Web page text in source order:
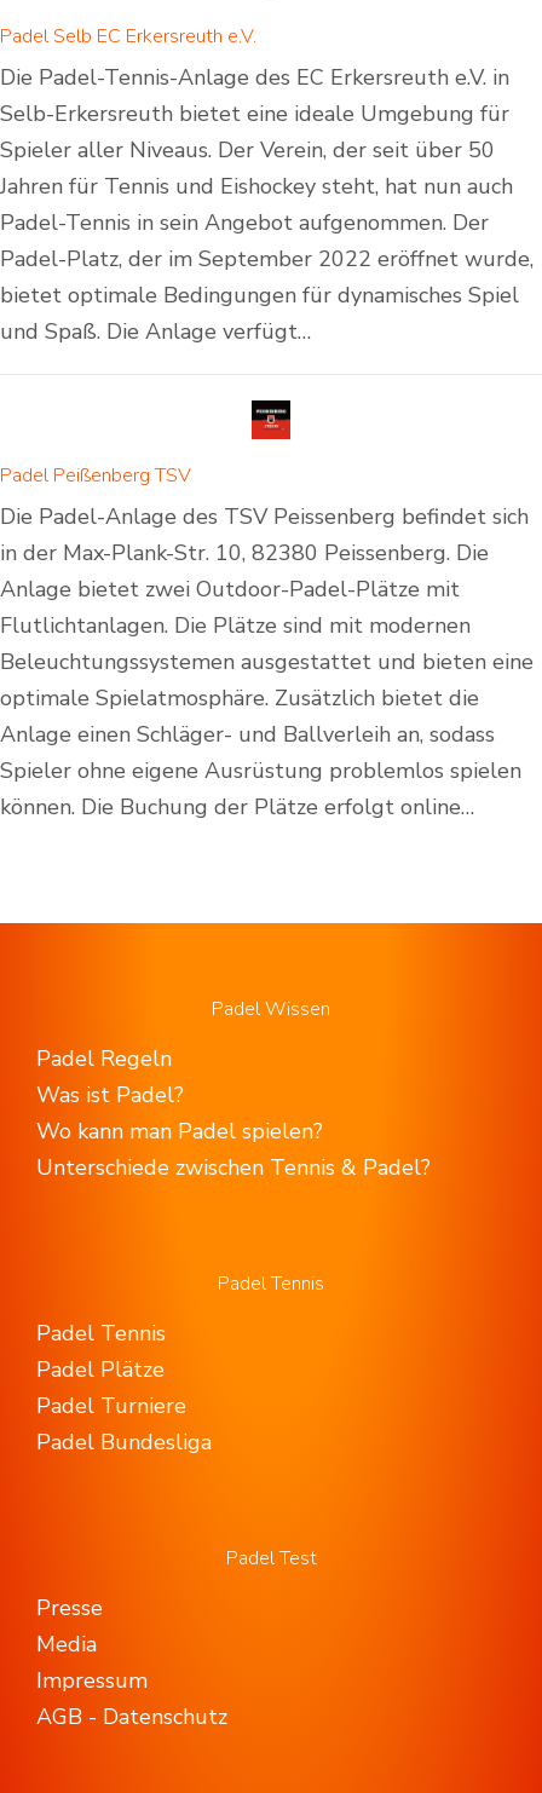
Padel Selb EC Erkersreuth e.V.
Die Padel-Tennis-Anlage des EC Erkersreuth e.V. in
Selb-Erkersreuth bietet eine ideale Umgebung für
Spieler aller Niveaus. Der Verein, der seit über 50
Jahren für Tennis und Eishockey steht, hat nun auch
Padel-Tennis in sein Angebot aufgenommen. Der
Padel-Platz, der im September 2022 eröffnet wurde,
bietet optimale Bedingungen für dynamisches Spiel
und Spaß. Die Anlage verfügt…
Padel Peißenberg TSV
Die Padel-Anlage des TSV Peissenberg befindet sich
in der Max-Plank-Str. 10, 82380 Peissenberg. Die
Anlage bietet zwei Outdoor-Padel-Plätze mit
Flutlichtanlagen. Die Plätze sind mit modernen
Beleuchtungssystemen ausgestattet und bieten eine
optimale Spielatmosphäre. Zusätzlich bietet die
Anlage einen Schläger- und Ballverleih an, sodass
Spieler ohne eigene Ausrüstung problemlos spielen
können. Die Buchung der Plätze erfolgt online…
Padel Wissen
Padel Regeln
Was ist Padel?
Wo kann man Padel spielen?
Unterschiede zwischen Tennis & Padel?
Padel Tennis
Padel Tennis
Padel Plätze
Padel Turniere
Padel Bundesliga
Padel Test
Presse
Media
Impressum
AGB - Datenschutz